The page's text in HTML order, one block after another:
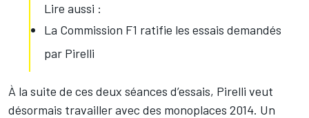
Lire aussi :
La Commission F1 ratifie les essais demandés
par Pirelli
À la suite de ces deux séances d’essais, Pirelli veut
désormais travailler avec des monoplaces 2014. Un